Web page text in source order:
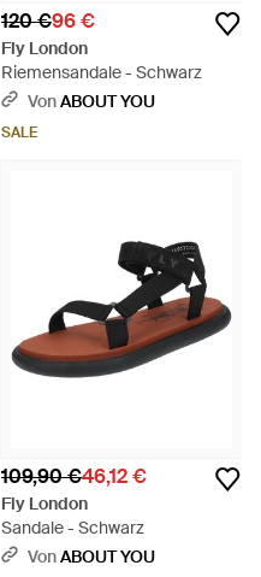
120 €96 €
Fly London
Riemensandale - Schwarz
VonABOUT YOU
SALE
109,90 €46,12 €
Fly London
Sandale - Schwarz
VonABOUT YOU